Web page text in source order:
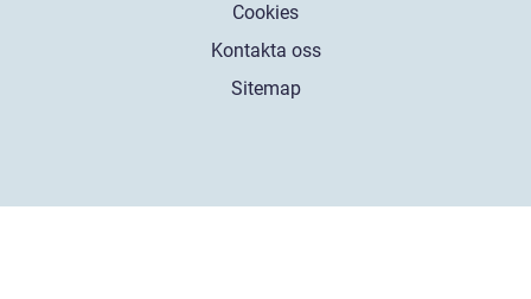
Cookies
Kontakta oss
Sitemap